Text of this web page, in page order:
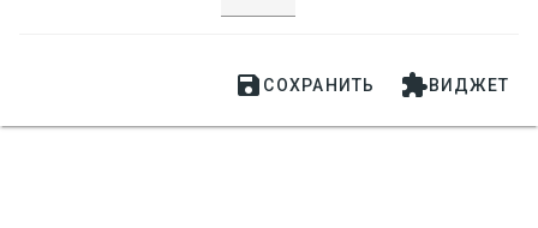
 СОХРАНИТЬ ВИДЖЕТ